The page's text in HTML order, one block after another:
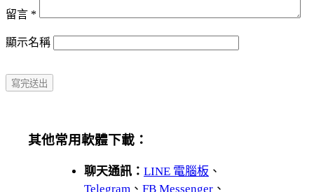
留言 *
顯示名稱
其他常用軟體下載：
聊天通訊： LINE 電腦板 、
Telegram 、 FB Messenger 、